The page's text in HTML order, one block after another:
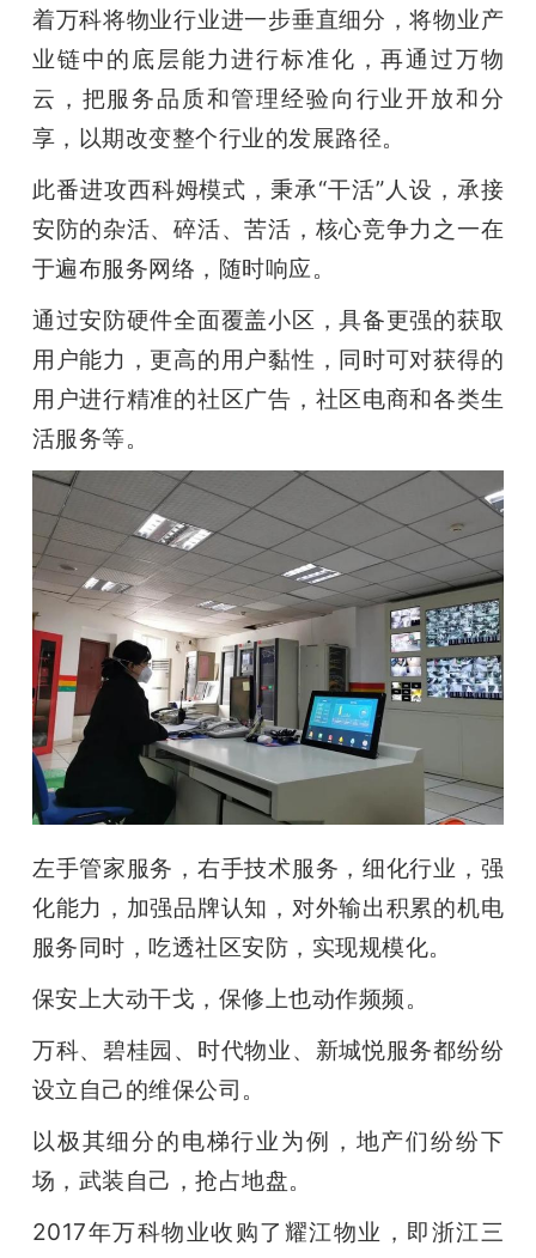
着万科将物业行业进一步垂直细分，将物业产
业链中的底层能力进行标准化，再通过万物
云，把服务品质和管理经验向行业开放和分
享，以期改变整个行业的发展路径。
此番进攻西科姆模式，秉承“干活”人设，承接
安防的杂活、碎活、苦活，核心竞争力之一在
于遍布服务网络，随时响应。
通过安防硬件全面覆盖小区，具备更强的获取
用户能力，更高的用户黏性，同时可对获得的
用户进行精准的社区广告，社区电商和各类生
活服务等。
左手管家服务，右手技术服务，细化行业，强
化能力，加强品牌认知，对外输出积累的机电
服务同时，吃透社区安防，实现规模化。
保安上大动干戈，保修上也动作频频。
万科、碧桂园、时代物业、新城悦服务都纷纷
设立自己的维保公司。
以极其细分的电梯行业为例，地产们纷纷下
场，武装自己，抢占地盘。
2017年万科物业收购了耀江物业，即浙江三